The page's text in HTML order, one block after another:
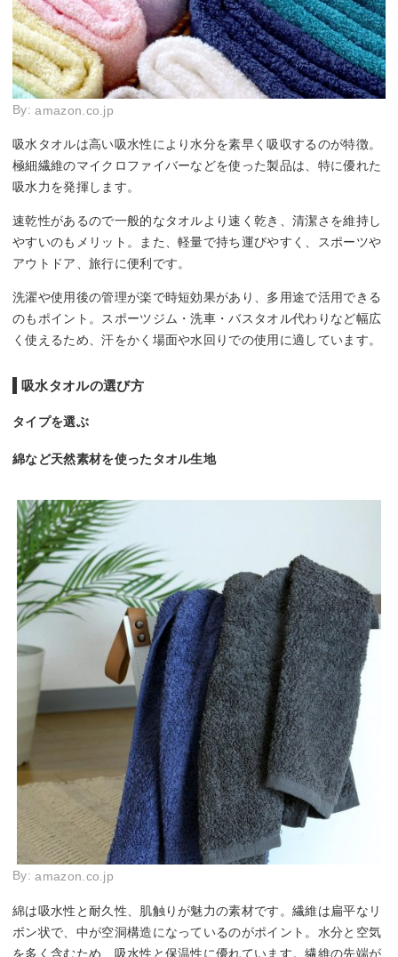
By:amazon.co.jp
吸水タオルは高い吸水性により水分を素早く吸収するのが特徴。
極細繊維のマイクロファイバーなどを使った製品は、特に優れた
吸水力を発揮します。
速乾性があるので一般的なタオルより速く乾き、清潔さを維持し
やすいのもメリット。また、軽量で持ち運びやすく、スポーツや
アウトドア、旅行に便利です。
洗濯や使用後の管理が楽で時短効果があり、多用途で活用できる
のもポイント。スポーツジム・洗車・バスタオル代わりなど幅広
く使えるため、汗をかく場面や水回りでの使用に適しています。
吸水タオルの選び方
タイプを選ぶ
綿など天然素材を使ったタオル生地
By:amazon.co.jp
綿は吸水性と耐久性、肌触りが魅力の素材です。繊維は扁平なリ
ボン状で、中が空洞構造になっているのがポイント。水分と空気
を多く含むため、吸水性と保温性に優れています。繊維の先端が